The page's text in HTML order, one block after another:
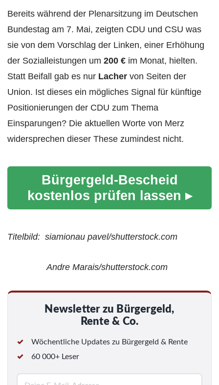
Bereits während der Plenarsitzung im Deutschen
Bundestag am 7. Mai, zeigten CDU und CSU was
sie von dem Vorschlag der Linken, einer Erhöhung
der Sozialleistungen um 200 € im Monat, hielten.
Statt Beifall gab es nur Lacher von Seiten der
Union. Ist dieses ein mögliches Signal für künftige
Positionierungen der CDU zum Thema
Einsparungen? Die aktuellen Worte von Merz
widersprechen dieser These zumindest nicht.
Bürgergeld-Bescheid
kostenlos prüfen lassen ▸
Titelbild: siamionau pavel/shutterstock.com
Andre Marais/shutterstock.com
Newsletter zu Bürgergeld,
Rente & Co.
Wöchentliche Updates zu Bürgergeld & Rente
60 000+ Leser